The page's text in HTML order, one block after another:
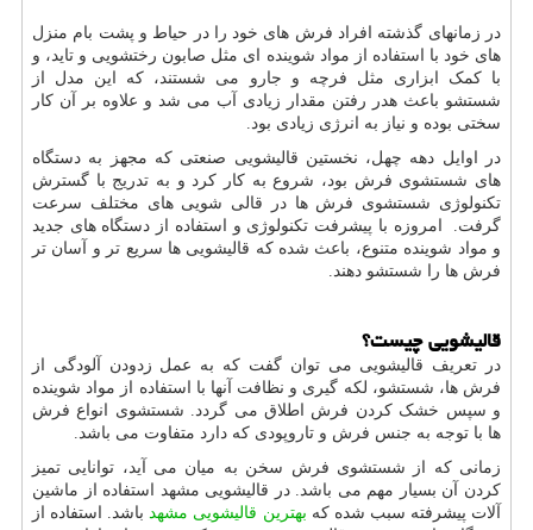
در زمانهای گذشته افراد فرش های خود را در حیاط و پشت بام منزل
های خود با استفاده از مواد شوینده ای مثل صابون رختشویی و تاید، و
با کمک ابزاری مثل فرچه و جارو می شستند، که این مدل از
شستشو باعث هدر رفتن مقدار زیادی آب می شد و علاوه بر آن کار
سختی بوده و نیاز به انرژی زیادی بود.
در اوایل دهه چهل، نخستین قالیشویی صنعتی که مجهز به دستگاه
های شستشوی فرش بود، شروع به کار کرد و به تدریج با گسترش
تکنولوژی شستشوی فرش ها در قالی شویی های مختلف سرعت
گرفت. امروزه با پیشرفت تکنولوژی و استفاده از دستگاه های جدید
و مواد شوینده متنوع، باعث شده که قالیشویی ها سریع تر و آسان تر
فرش ها را شستشو دهند.
قالیشویی چیست؟
در تعریف قالیشویی می توان گفت که به عمل زدودن آلودگی از
فرش ها، شستشو، لکه گیری و نظافت آنها با استفاده از مواد شوینده
و سپس خشک کردن فرش اطلاق می گردد. شستشوی انواع فرش
ها با توجه به جنس فرش و تاروپودی که دارد متفاوت می باشد.
زمانی که از شستشوی فرش سخن به میان می آید، توانایی تمیز
کردن آن بسیار مهم می باشد. در قالیشویی مشهد استفاده از ماشین
آلات پیشرفته سبب شده که بهترین قالیشویی مشهد باشد. استفاده از